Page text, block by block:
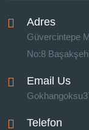
Adres
Güvercintepe
No:8
Email Us
Telefon